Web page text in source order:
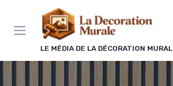
LE MÉDIA DE LA DÉCORATION
Panneau de gestion des cookies